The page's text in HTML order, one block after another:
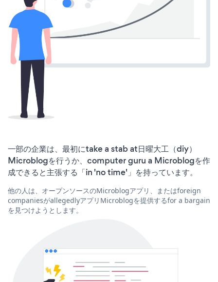
一部の企業は、最初にtake a stab at日曜大工（diy）
Microblogを行うか、computer guru a Microblogを作
成できると主張する「in 'no time'」を持っています。
他の人は、オープンソースのMicroblogアプリ、またはforeign
companiesがallegedlyアプリMicroblogを提供するfor a bargain
を見つけようとします。